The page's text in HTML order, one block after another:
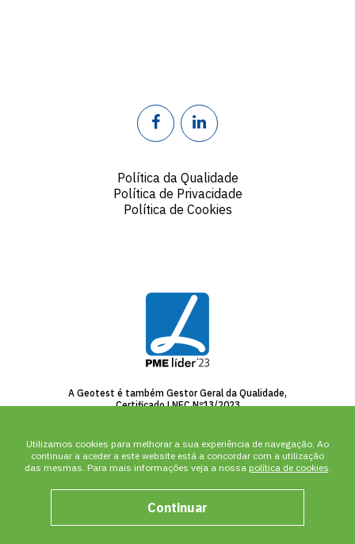
Política da Qualidade
Política de Privacidade
Política de Cookies
A Geotest é também Gestor Geral da Qualidade,
Certificado LNEC Nº13/2023
©2026 Geotest. Todos os direitos reservados.
Utilizamos cookies para melhorar a sua experiência de navegação. Ao
continuar a aceder a este website está a concordar com a utilização
das mesmas. Para mais informações veja a nossa política de cookies.
Continuar